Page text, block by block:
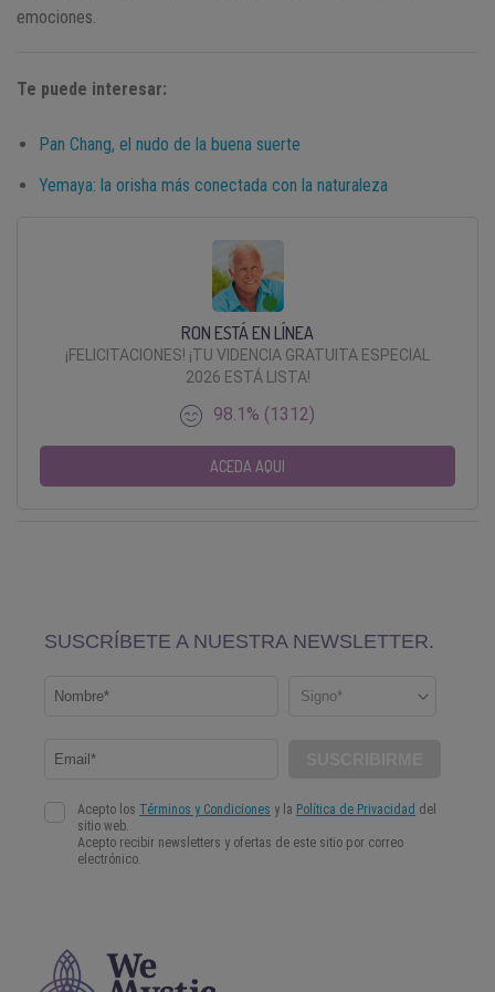
emociones.
Te puede interesar:
Pan Chang, el nudo de la buena suerte
Yemaya: la orisha más conectada con la naturaleza
RON ESTÁ EN LÍNEA
¡FELICITACIONES! ¡TU VIDENCIA GRATUITA ESPECIAL
2026 ESTÁ LISTA!
98.1% (1312)
ACEDA AQUI